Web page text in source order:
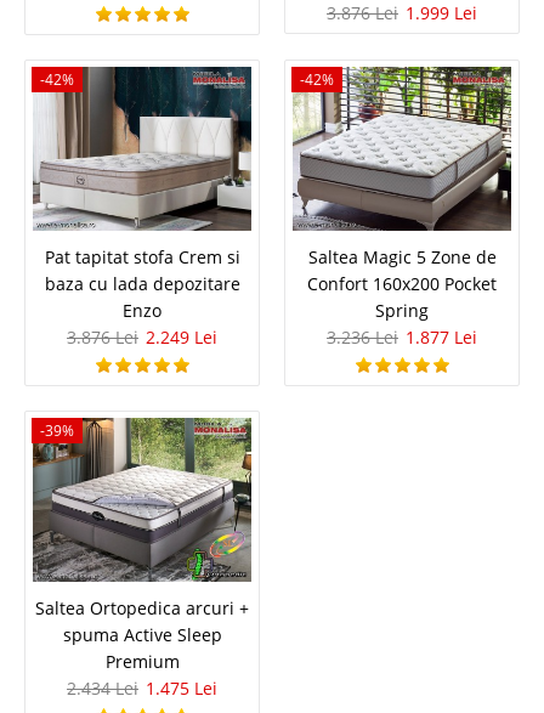
-42%
Masa living Extensibila Moderna alb
lucios marmorat Veyron
Masa extensibila alb lucios pentru living modern – Mese extensibile
Moderne Rezistente si Stabile – VRN Turcia Transforma-ti zona de luat
masa cu aceasta masa extensibila moderna, ideala pentru
livinguri elegante. Cu un design minimalist, picioa..
2.590 Lei
Pret Redus
Vezi Detalii
-42%
3.876 Lei 1.999 Lei
-42%
Pat tapitat stofa Crem si
baza cu lada depozitare
Enzo
3.876 Lei 2.249 Lei
-42%
Saltea Magic 5 Zone de
Confort 160x200 Pocket
Spring
3.236 Lei 1.877 Lei
-39%
Saltea Ortopedica arcuri +
spuma Active Sleep
Premium
2.434 Lei 1.475 Lei